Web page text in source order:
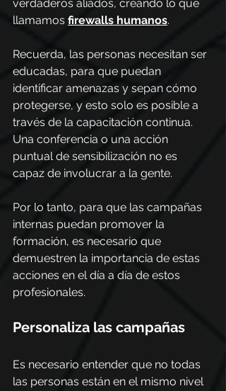
verdaderos aliados, creando lo que
llamamos firewalls humanos.
Recuerda, las personas necesitan ser
educadas, para que puedan
identificar amenazas y sepan cómo
protegerse, y esto solo es posible a
través de la capacitación continua.
Una conferencia o una acción
puntual de sensibilización no es
capaz de involucrar a la gente.
Por lo tanto, para que las campañas
internas puedan promover la
formación, es necesario que
demuestren la importancia de estas
acciones en el día a día de estos
profesionales.
Personaliza las campañas
Es necesario entender que no todas
las personas están en el mismo nivel